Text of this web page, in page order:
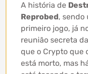
A história de
Reprobed, sendo
primeiro jogo, já
reunião secreta
que o Crypto que
está morto, mas